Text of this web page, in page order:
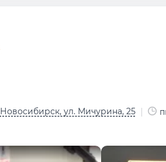
Новосибирск, ул. Мичурина, 25